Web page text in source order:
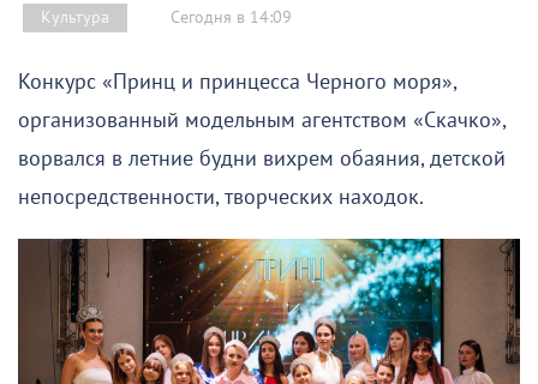
Культура Сегодня в 14:09
Конкурс «Принц и принцесса Черного моря»,
организованный модельным агентством «Скачко»,
ворвался в летние будни вихрем обаяния, детской
непосредственности, творческих находок.